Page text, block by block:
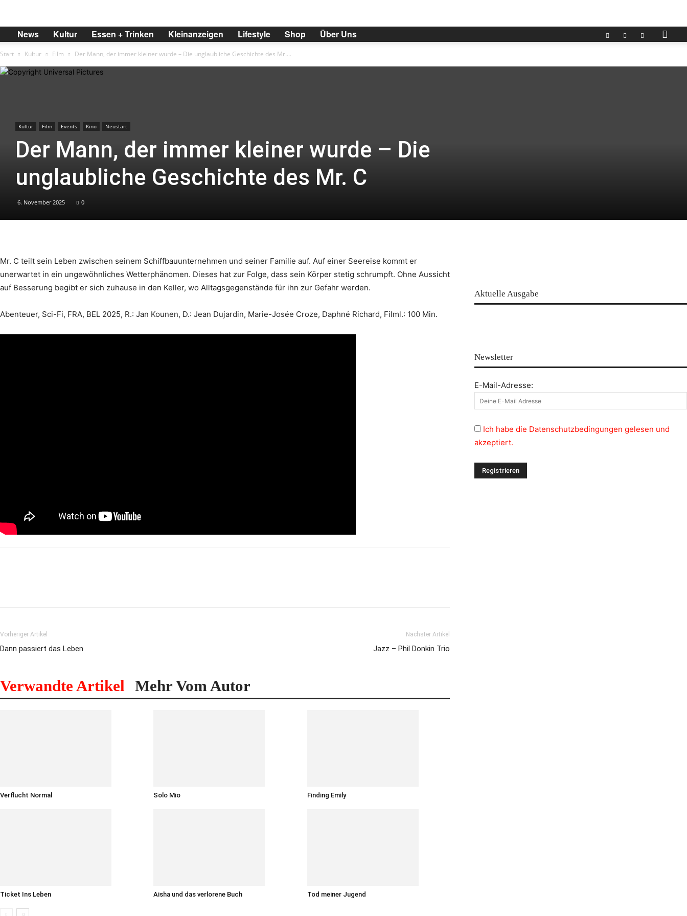
News Kultur Essen + Trinken Kleinanzeigen Lifestyle Shop Über Uns
Start Kultur Film Der Mann, der immer kleiner wurde – Die unglaubliche Geschichte des Mr....
Kultur Film Events Kino Neustart
Der Mann, der immer kleiner wurde – Die
unglaubliche Geschichte des Mr. C
6. November 2025 0
Mr. C teilt sein Leben zwischen seinem Schiffbauunternehmen und seiner Familie auf. Auf einer Seereise kommt er
unerwartet in ein ungewöhnliches Wetterphänomen. Dieses hat zur Folge, dass sein Körper stetig schrumpft. Ohne Aussicht
auf Besserung begibt er sich zuhause in den Keller, wo Alltagsgegenstände für ihn zur Gefahr werden.
Abenteuer, Sci-Fi, FRA, BEL 2025, R.: Jan Kounen, D.: Jean Dujardin, Marie-Josée Croze, Daphné Richard, Filml.: 100 Min.
Vorheriger Artikel
Dann passiert das Leben
Nächster Artikel
Jazz – Phil Donkin Trio
Verwandte Artikel Mehr Vom Autor
Verflucht Normal Solo Mio Finding Emily
Ticket Ins Leben Aisha und das verlorene Buch Tod meiner Jugend
Aktuelle Ausgabe
Newsletter
E-Mail-Adresse:
Ich habe die Datenschutzbedingungen gelesen und
akzeptiert.